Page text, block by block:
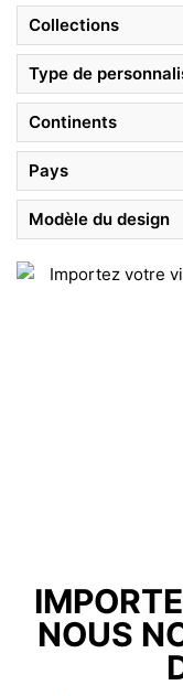
Collections
Type de
Continents
Pays
Modèle du design
NOUS